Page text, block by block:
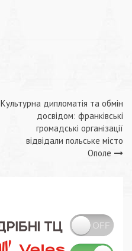
Культурна дипломатія та обмін
досвідом: франківські
громадські організації
відвідали польське місто
Ополе